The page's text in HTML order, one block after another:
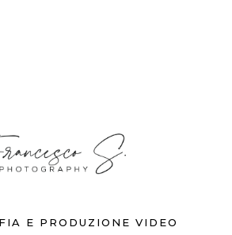
E PRODUZIONE VIDEO